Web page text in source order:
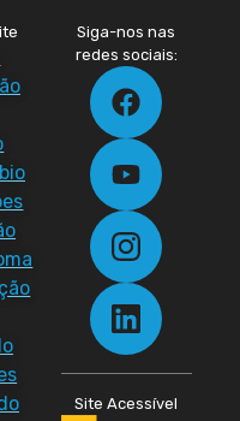
Siga-nos nas
redes sociais:
Site Acessível